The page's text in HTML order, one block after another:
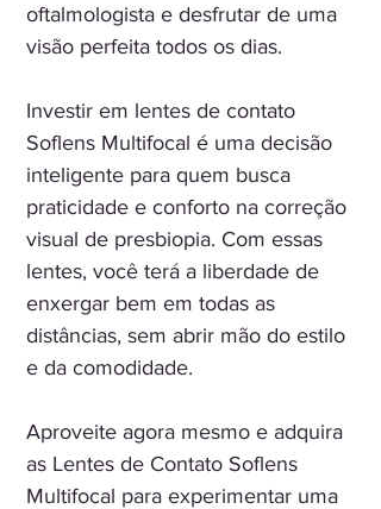
oftalmologista e desfrutar de uma
visão perfeita todos os dias.
Investir em lentes de contato
Soflens Multifocal é uma decisão
inteligente para quem busca
praticidade e conforto na correção
visual de presbiopia. Com essas
lentes, você terá a liberdade de
enxergar bem em todas as
distâncias, sem abrir mão do estilo
e da comodidade.
Aproveite agora mesmo e adquira
as Lentes de Contato Soflens
Multifocal para experimentar uma